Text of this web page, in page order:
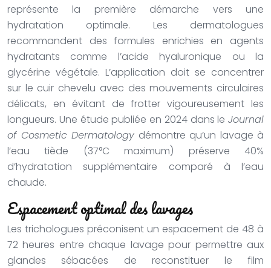
représente la première démarche vers une
hydratation optimale. Les dermatologues
recommandent des formules enrichies en agents
hydratants comme l’acide hyaluronique ou la
glycérine végétale. L’application doit se concentrer
sur le cuir chevelu avec des mouvements circulaires
délicats, en évitant de frotter vigoureusement les
longueurs. Une étude publiée en 2024 dans le Journal
of Cosmetic Dermatology démontre qu’un lavage à
l’eau tiède (37°C maximum) préserve 40%
d’hydratation supplémentaire comparé à l’eau
chaude.
Espacement optimal des lavages
Les trichologues préconisent un espacement de 48 à
72 heures entre chaque lavage pour permettre aux
glandes sébacées de reconstituer le film